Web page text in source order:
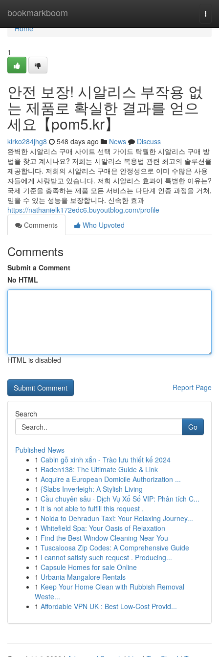
bookmarkboom
Home
Home
1
안전 보장! 시알리스 부작용 없
는 제품로 확실한 결과를 얻으
세요【pom5.kr】
kirko284jhg8 548 days ago News
Discuss
완벽한 시알리스 구매 사이트 선택 가이드 탁월한 시알리스 구매 방
법을 찾고 계시나요? 저희는 시알리스 복용법 관련 최고의 솔루션을
제공합니다. 저희의 시알리스 구매은 안정성으로 이미 수많은 사용
자들에게 사랑받고 있습니다. 저희 시알리스 효과이 특별한 이유는?
국제 기준을 충족하는 제품 모든 서비스는 다단계 인증 과정을 거쳐,
믿을 수 있는 성능을 보장합니다. 신속한 효과
https://nathanielk172edc6.buyoutblog.com/profile
Comments
Who Upvoted
Comments
Submit a Comment
No HTML
HTML is disabled
Report Page
Search
Go
Published News
1 Cabin gỗ xinh xắn - Trào lưu thiết kế 2024
1 Raden138: The Ultimate Guide & Link
1 Acquire a European Domicile Authorization ...
1 {Slabs Inverleigh: A Stylish Living
1 Cầu chuyên sâu · Dịch Vụ Xổ Số VIP: Phân tích C...
1 It is not able to fulfill this request .
1 Noida to Dehradun Taxi: Your Relaxing Journey...
1 Whitefield Spa: Your Oasis of Relaxation
1 Find the Best Window Cleaning Near You
1 Tuscaloosa Zip Codes: A Comprehensive Guide
1 I cannot satisfy such request . Producing...
1 Capsule Homes for sale Online
1 Urbania Mangalore Rentals
1 Keep Your Home Clean with Rubbish Removal
Weste...
1 Affordable VPN UK : Best Low-Cost Provid...